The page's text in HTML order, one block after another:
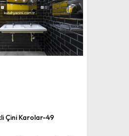
Çini Karolar-49